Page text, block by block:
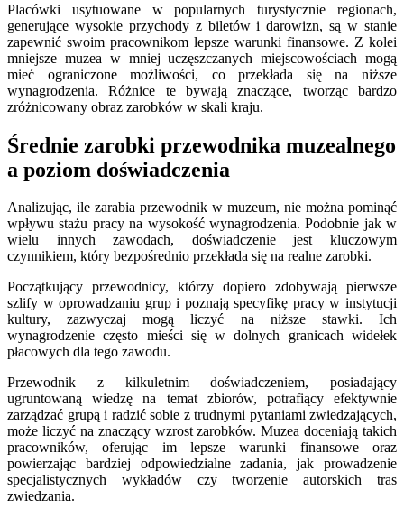
Placówki usytuowane w popularnych turystycznie regionach,
generujące wysokie przychody z biletów i darowizn, są w stanie
zapewnić swoim pracownikom lepsze warunki finansowe. Z kolei
mniejsze muzea w mniej uczęszczanych miejscowościach mogą
mieć ograniczone możliwości, co przekłada się na niższe
wynagrodzenia. Różnice te bywają znaczące, tworząc bardzo
zróżnicowany obraz zarobków w skali kraju.
Średnie zarobki przewodnika muzealnego
a poziom doświadczenia
Analizując, ile zarabia przewodnik w muzeum, nie można pominąć
wpływu stażu pracy na wysokość wynagrodzenia. Podobnie jak w
wielu innych zawodach, doświadczenie jest kluczowym
czynnikiem, który bezpośrednio przekłada się na realne zarobki.
Początkujący przewodnicy, którzy dopiero zdobywają pierwsze
szlify w oprowadzaniu grup i poznają specyfikę pracy w instytucji
kultury, zazwyczaj mogą liczyć na niższe stawki. Ich
wynagrodzenie często mieści się w dolnych granicach widełek
płacowych dla tego zawodu.
Przewodnik z kilkuletnim doświadczeniem, posiadający
ugruntowaną wiedzę na temat zbiorów, potrafiący efektywnie
zarządzać grupą i radzić sobie z trudnymi pytaniami zwiedzających,
może liczyć na znaczący wzrost zarobków. Muzea doceniają takich
pracowników, oferując im lepsze warunki finansowe oraz
powierzając bardziej odpowiedzialne zadania, jak prowadzenie
specjalistycznych wykładów czy tworzenie autorskich tras
zwiedzania.